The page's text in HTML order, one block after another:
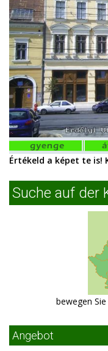
Értékeld a képet te
Suche auf der
bewegen
Angebot